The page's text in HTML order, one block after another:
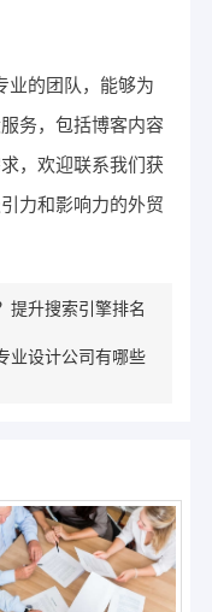
业的团队，能够为
务，包括博客内容
，欢迎联系我们获
力和影响力的外贸
提升搜索引擎排名
业设计公司有哪些